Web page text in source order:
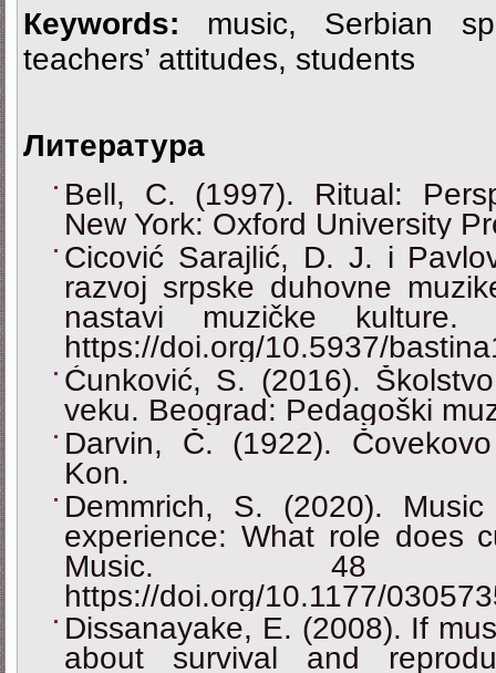
Кeywords: music, Serbian
teachers’ attitudes, students
Литература
Bell, C. (1997). Ritual:
New York: Oxford University
Cicović Sarajlić, D. J. i
razvoj srpske duhovne
nastavi muzičke kulture.
https://doi.org/10.5937/
Ćunković, S. (2016).
veku. Beograd: Pedagoški
Darvin, Č. (1922).
Kon.
Demmrich, S. (2020).
experience: What role does
Music. 48
https://doi.org/10.1177/
Dissanayake, E. (2008). If
about survival and